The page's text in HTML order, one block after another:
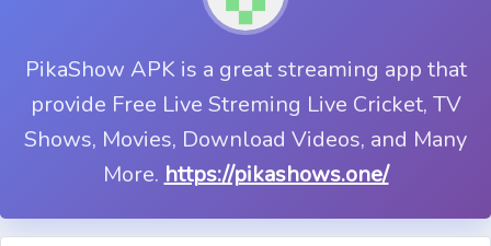
PikaShow APK is a great streaming app that
provide Free Live Streming Live Cricket, TV
Shows, Movies, Download Videos, and Many
More. https://pikashows.one/